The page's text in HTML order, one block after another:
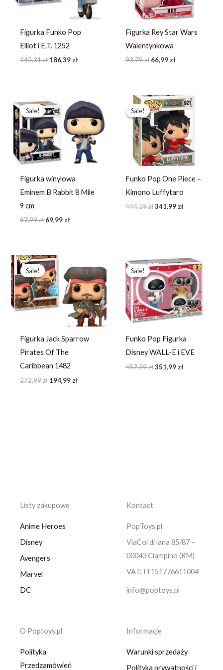
Figurka Funko Pop
Elliot i E.T. 1252
242,31zł 186,39zł
Figurka Rey Star Wars
Walentynkowa
93,79zł 66,99zł
Sale!
Sale!
Figurka winylowa
Eminem B Rabbit 8 Mile
9 cm
97,99zł
cena
wynosiła:
97,99 zł.
69,99zł
cena
wynosi:
69,99 zł.
Sale!
Sale!
Funko Pop One Piece –
Kimono Luffytaro
444,59zł
Pierwotna
cena
wynosiła:
444,59 zł.
341,99zł
Aktualna
cena
wynosi:
341,99 zł.
Sale!
Sale!
Figurka Jack Sparrow
Pirates Of The
Caribbean 1482
272,99zł
Pierwotna
cena
wynosiła:
272,99 zł.
194,99 zł
cena
wynosi:
194,99 zł.
Sale!
Sale!
Funko Pop Figurka
Disney WALL-E i EVE
457,59zł
Pierwotna
cena
wynosiła:
457,59 zł.
351,99 zł
Aktualna
cena
wynosi:
351,99 zł.
Listy zakupowe
Anime Heroes
Disney
Avengers
Marvel
DC
Kontact
PopToys.pl
ViaCol di lana 85/87 –
00043 Ciampino (RM)
VAT: IT151776611004
info@poptoys.pl
O Poptoys.pl
Polityka
Przedzamówień
Informacje
Warunki sprzedaży
Polityka prywatności i